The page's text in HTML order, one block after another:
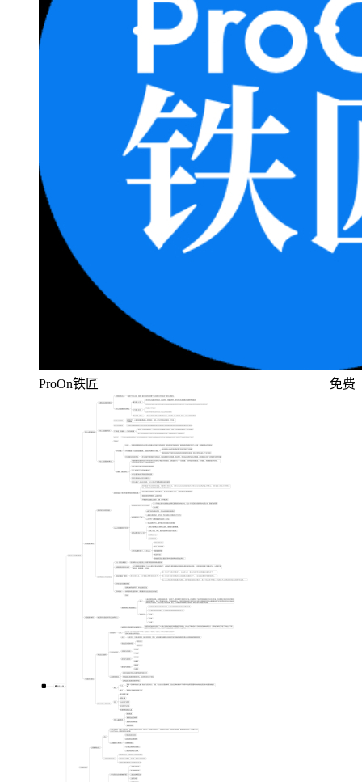
ProOn铁匠 免费